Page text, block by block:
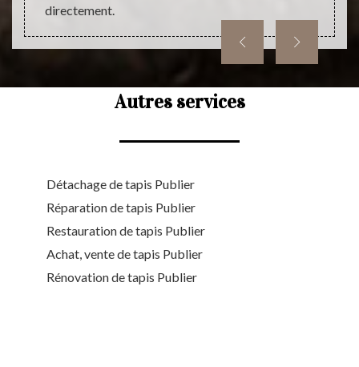
directement.
Autres services
Détachage de tapis Publier
Réparation de tapis Publier
Restauration de tapis Publier
Achat, vente de tapis Publier
Rénovation de tapis Publier